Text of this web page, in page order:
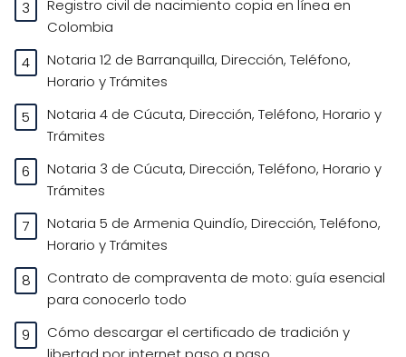
Registro civil de nacimiento copia en línea en
Colombia
Notaria 12 de Barranquilla, Dirección, Teléfono,
Horario y Trámites
Notaria 4 de Cúcuta, Dirección, Teléfono, Horario y
Trámites
Notaria 3 de Cúcuta, Dirección, Teléfono, Horario y
Trámites
Notaria 5 de Armenia Quindío, Dirección, Teléfono,
Horario y Trámites
Contrato de compraventa de moto: guía esencial
para conocerlo todo
Cómo descargar el certificado de tradición y